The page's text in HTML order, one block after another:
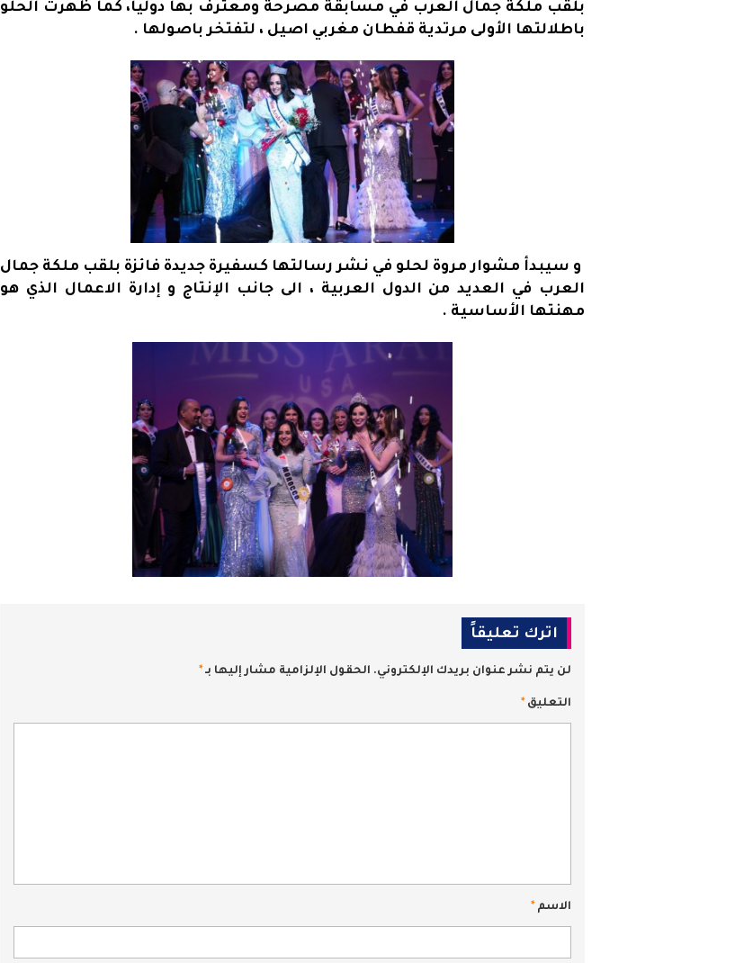
بلقب ملكة جمال العرب في مسابقة مصرحة ومعترف بها دوليا، كما ظهرت الحلو
باطلالتها الأولى مرتدية قفطان مغربي اصيل ، لتفتخر باصولها .
و سيبدأ مشوار مروة لحلو في نشر رسالتها كسفيرة جديدة فائزة بلقب ملكة جمال
العرب في العديد من الدول العربية ، الى جانب الإنتاج و إدارة الاعمال الذي هو
مهنتها الأساسية .
اترك تعليقاً
لن يتم نشر عنوان بريدك الإلكتروني. الحقول الإلزامية مشار إليها بـ *
التعليق *
الاسم *